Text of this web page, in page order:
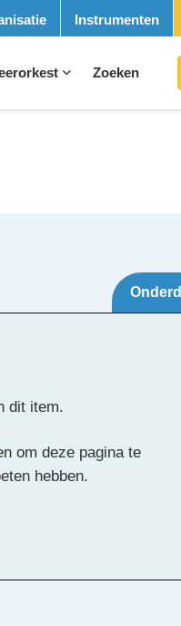
Instrumenten
Zoeken
dit item.
om deze pagina te
hebben.